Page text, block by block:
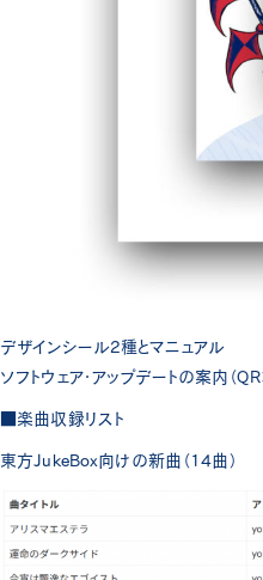
デザインシール2種とマニュアル
ソフトウェア・アップデートの案内（
■楽曲収録リスト
東方JukeBox向けの新曲（14曲）